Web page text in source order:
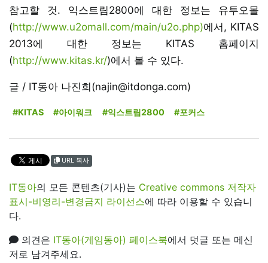
참고할 것. 익스트림2800에 대한 정보는 유투오몰
(http://www.u2omall.com/main/u2o.php)에서, KITAS
2013에 대한 정보는 KITAS 홈페이지
(http://www.kitas.kr/)에서 볼 수 있다.
글 / IT동아 나진희(najin@itdonga.com)
#KITAS #아이워크 #익스트림2800 #포커스
URL 복사
IT동아의 모든 콘텐츠(기사)는 Creative commons 저작자
표시-비영리-변경금지 라이선스에 따라 이용할 수 있습니
다.
의견은 IT동아(게임동아) 페이스북에서 덧글 또는 메신
저로 남겨주세요.